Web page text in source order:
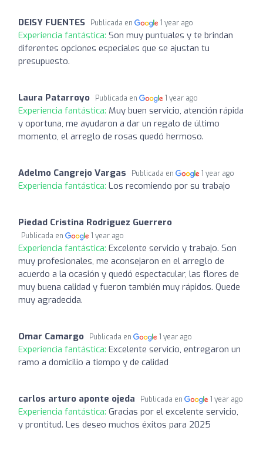
DEISY FUENTES Publicada en 1 year ago
Experiencia fantástica: Son muy puntuales y te brindan
diferentes opciones especiales que se ajustan tu
presupuesto.
Laura Patarroyo Publicada en 1 year ago
Experiencia fantástica: Muy buen servicio, atención rápida
y oportuna, me ayudaron a dar un regalo de último
momento, el arreglo de rosas quedó hermoso.
Adelmo Cangrejo Vargas Publicada en 1 year ago
Experiencia fantástica: Los recomiendo por su trabajo
Piedad Cristina Rodriguez Guerrero
Publicada en 1 year ago
Experiencia fantástica: Excelente servicio y trabajo. Son
muy profesionales, me aconsejaron en el arreglo de
acuerdo a la ocasión y quedó espectacular, las flores de
muy buena calidad y fueron también muy rápidos. Quede
muy agradecida.
Omar Camargo Publicada en 1 year ago
Experiencia fantástica: Excelente servicio, entregaron un
ramo a domicilio a tiempo y de calidad
carlos arturo aponte ojeda Publicada en 1 year ago
Experiencia fantástica: Gracias por el excelente servicio,
y prontitud. Les deseo muchos éxitos para 2025